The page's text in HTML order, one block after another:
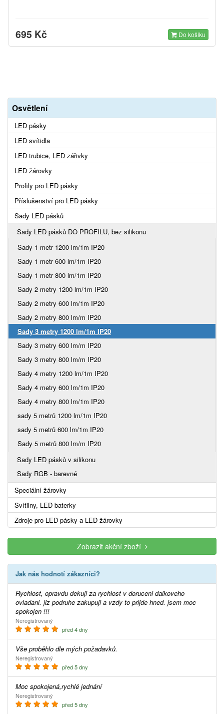
695 Kč Do košíku
Osvětlení
LED pásky
LED svítidla
LED trubice, LED zářivky
LED žárovky
Profily pro LED pásky
Příslušenství pro LED pásky
Sady LED pásků
Sady LED pásků DO PROFILU, bez silikonu
Sady 1 metr 1200 lm/1m IP20
Sady 1 metr 600 lm/1m IP20
Sady 1 metr 800 lm/1m IP20
Sady 2 metry 1200 lm/1m IP20
Sady 2 metry 600 lm/1m IP20
Sady 2 metry 800 lm/m IP20
Sady 3 metry 1200 lm/1m IP20
Sady 3 metry 600 lm/m IP20
Sady 3 metry 800 lm/m IP20
Sady 4 metry 1200 lm/1m IP20
Sady 4 metry 600 lm/1m IP20
Sady 4 metry 800 lm/1m IP20
sady 5 metrů 1200 lm/1m IP20
sady 5 metrů 600 lm/1m IP20
Sady 5 metrů 800 lm/m IP20
Sady LED pásků v silikonu
Sady RGB - barevné
Speciální žárovky
Svítilny, LED baterky
Zdroje pro LED pásky a LED žárovky
Zobrazit akční zboží
Jak nás hodnotí zákazníci?
Rychlost, opravdu dekuji za rychlost v doruceni dalkoveho
ovladani. jiz podruhe zakupuji a vzdy to prijde hned. jsem moc
spokojen !!!
Neregistrovaný
před 4 dny
Vše proběhlo dle mých požadavků.
Neregistrovaný
před 5 dny
Moc spokojená,rychlé jednání
Neregistrovaný
před 5 dny